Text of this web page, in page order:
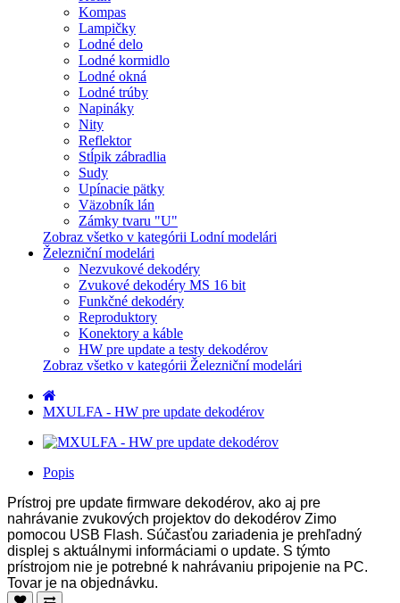
Kompas
Lampičky
Lodné delo
Lodné kormidlo
Lodné okná
Lodné trúby
Napináky
Nity
Reflektor
Stĺpik zábradlia
Sudy
Upínacie pätky
Väzobník lán
Zámky tvaru "U"
Zobraz všetko v kategórii Lodní modelári
Železniční modelári
Nezvukové dekodéry
Zvukové dekodéry MS 16 bit
Funkčné dekodéry
Reproduktory
Konektory a káble
HW pre update a testy dekodérov
Zobraz všetko v kategórii Železniční modelári
MXULFA - HW pre update dekodérov
Popis
Prístroj pre update firmware dekodérov, ako aj pre
nahrávanie zvukových projektov do dekodérov Zimo
pomocou USB Flash. Súčasťou zariadenia je prehľadný
displej s aktuálnymi informáciami o update. S týmto
prístrojom nie je potrebné k nahrávaniu pripojenie na PC.
Tovar je na objednávku.